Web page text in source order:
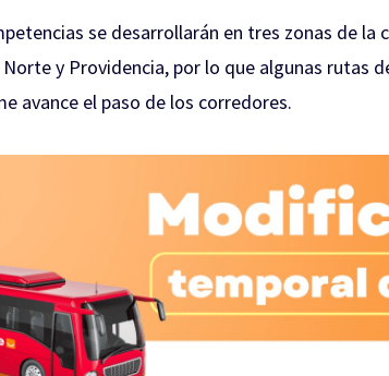
se desarrollarán en tres zonas de la
y Providencia, por lo que algunas rutas
avance el paso de los corredores.